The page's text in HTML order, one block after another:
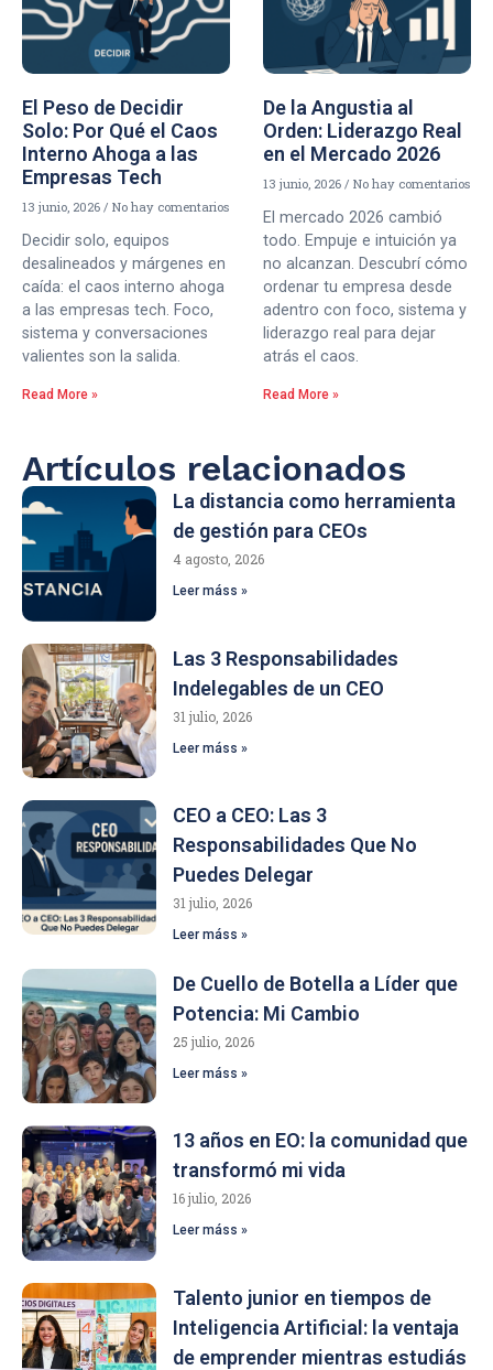
El Peso de Decidir
Solo: Por Qué el Caos
Interno Ahoga a las
Empresas Tech
13 junio, 2026 No hay comentarios
Decidir solo, equipos
desalineados y márgenes en
caída: el caos interno ahoga
a las empresas tech. Foco,
sistema y conversaciones
valientes son la salida.
Read More »
De la Angustia al
Orden: Liderazgo Real
en el Mercado 2026
13 junio, 2026 No hay comentarios
El mercado 2026 cambió
todo. Empuje e intuición ya
no alcanzan. Descubrí cómo
ordenar tu empresa desde
adentro con foco, sistema y
liderazgo real para dejar
atrás el caos.
Read More »
Artículos relacionados
La distancia como herramienta
de gestión para CEOs
4 agosto, 2026
Leer máss »
Las 3 Responsabilidades
Indelegables de un CEO
31 julio, 2026
Leer máss »
CEO a CEO: Las 3
Responsabilidades Que No
Puedes Delegar
31 julio, 2026
Leer máss »
De Cuello de Botella a Líder que
Potencia: Mi Cambio
25 julio, 2026
Leer máss »
13 años en EO: la comunidad que
transformó mi vida
16 julio, 2026
Leer máss »
Talento junior en tiempos de
Inteligencia Artificial: la ventaja
de emprender mientras estudiás